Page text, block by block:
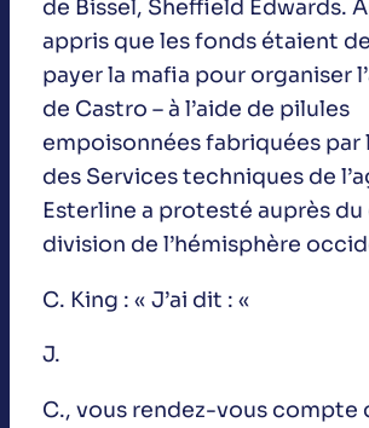
de Bissel, Sheffield Edwards.
appris que les fonds étaient
payer la mafia pour organiser
de Castro – à l’aide de pilules
empoisonnées fabriquées par
des Services techniques de
Esterline a protesté auprès du
division de l’hémisphère
C. King : « J’ai dit : «
J.
C., vous rendez-vous compte